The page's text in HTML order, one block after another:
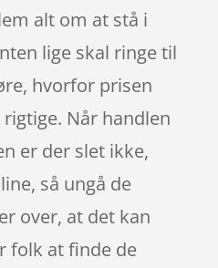
alt om at stå i
lige skal ringe til
hvorfor prisen
Når handlen
er der slet ikke,
så ungå de
over, at det kan
folk at finde de